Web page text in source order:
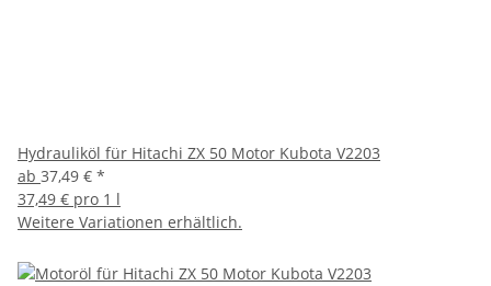
Hydrauliköl für Hitachi ZX 50 Motor Kubota V2203
ab 37,49 € *
37,49 € pro 1 l
Weitere Variationen erhältlich.